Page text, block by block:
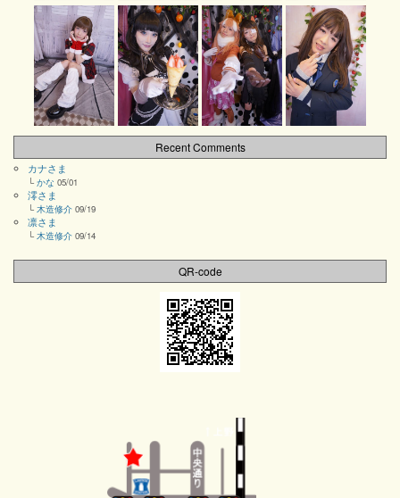
Recent Comments
カナさま
└ かな 05/01
澪さま
└ 木造修介 09/19
凛さま
└ 木造修介 09/14
QR-code